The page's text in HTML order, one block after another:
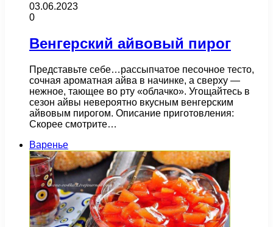
03.06.2023
0
Венгерский айвовый пирог
Представьте себе…рассыпчатое песочное тесто,
сочная ароматная айва в начинке, а сверху —
нежное, тающее во рту «облачко». Угощайтесь в
сезон айвы невероятно вкусным венгерским
айвовым пирогом. Описание приготовления:
Скорее смотрите…
Варенье